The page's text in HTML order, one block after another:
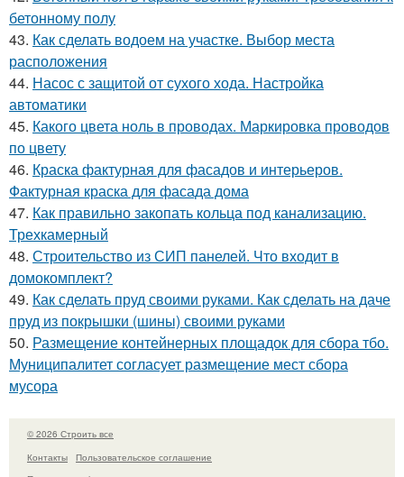
бетонному полу
43. Как сделать водоем на участке. Выбор места
расположения
44. Насос с защитой от сухого хода. Настройка
автоматики
45. Какого цвета ноль в проводах. Маркировка проводов
по цвету
46. Краска фактурная для фасадов и интерьеров.
Фактурная краска для фасада дома
47. Как правильно закопать кольца под канализацию.
Трехкамерный
48. Строительство из СИП панелей. Что входит в
домокомплект?
49. Как сделать пруд своими руками. Как сделать на даче
пруд из покрышки (шины) своими руками
50. Размещение контейнерных площадок для сбора тбо.
Муниципалитет согласует размещение мест сбора
мусора
© 2026 Строить все
Контакты
Пользовательское соглашение